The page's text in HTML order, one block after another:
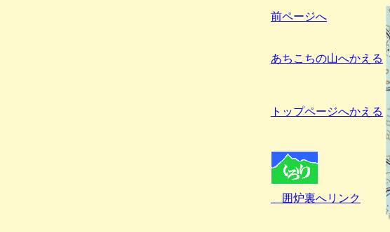
前ページへ
あちこちの山へかえる
トップページへかえる
囲炉裏へリンク